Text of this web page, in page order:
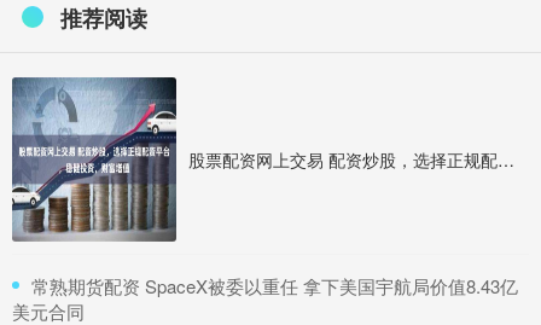
推荐阅读
股票配资网上交易 配资炒股，选择正规配资平台，稳健投资，财富增值
​常熟期货配资 SpaceX被委以重任 拿下美国宇航局价值8.43亿
美元合同